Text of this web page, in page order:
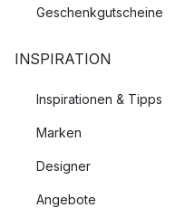
Geschenkgutscheine
INSPIRATION
Inspirationen & Tipps
Marken
Designer
Angebote